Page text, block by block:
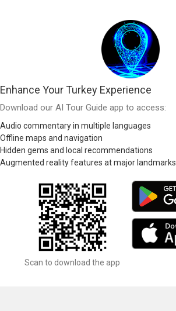
Enhance Your Turkey Experience
Download our AI Tour Guide app to access:
Audio commentary in multiple languages
Offline maps and navigation
Hidden gems and local recommendations
Augmented reality features at major landmarks
Scan to download the app